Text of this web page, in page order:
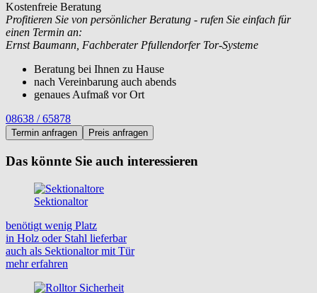
Kostenfreie Beratung
Profitieren Sie von persönlicher Beratung - rufen Sie einfach für
einen Termin an:
Ernst Baumann, Fachberater Pfullendorfer Tor-Systeme
Beratung bei Ihnen zu Hause
nach Vereinbarung auch abends
genaues Aufmaß vor Ort
08638 / 65878
Termin anfragen Preis anfragen
Das könnte Sie auch interessieren
Sektionaltor
benötigt wenig Platz
in Holz oder Stahl lieferbar
auch als Sektionaltor mit Tür
mehr erfahren